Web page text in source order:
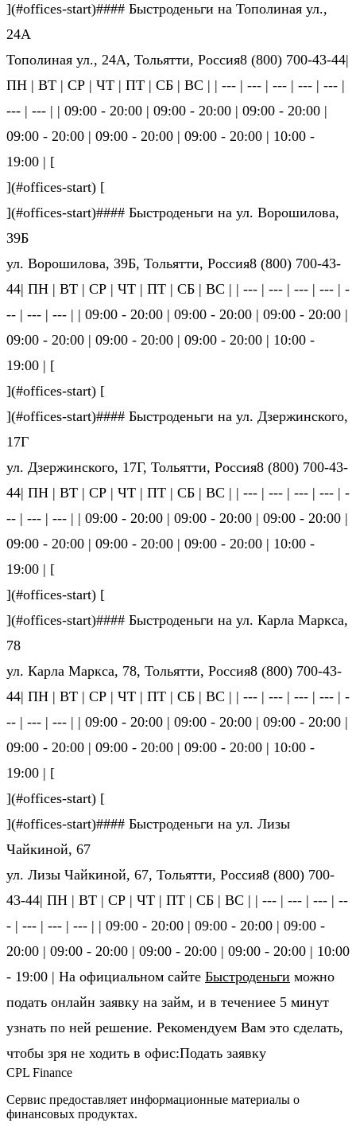
](#offices-start)#### Быстроденьги на Тополиная ул.,
24А
Тополиная ул., 24А, Тольятти, Россия8 (800) 700-43-44|
ПН | ВТ | СР | ЧТ | ПТ | СБ | ВС | | --- | --- | --- | --- | --- |
--- | --- | | 09:00 - 20:00 | 09:00 - 20:00 | 09:00 - 20:00 |
09:00 - 20:00 | 09:00 - 20:00 | 09:00 - 20:00 | 10:00 -
19:00 | [
](#offices-start) [
](#offices-start)#### Быстроденьги на ул. Ворошилова,
39Б
ул. Ворошилова, 39Б, Тольятти, Россия8 (800) 700-43-
44| ПН | ВТ | СР | ЧТ | ПТ | СБ | ВС | | --- | --- | --- | --- | -
-- | --- | --- | | 09:00 - 20:00 | 09:00 - 20:00 | 09:00 - 20:00 |
09:00 - 20:00 | 09:00 - 20:00 | 09:00 - 20:00 | 10:00 -
19:00 | [
](#offices-start) [
](#offices-start)#### Быстроденьги на ул. Дзержинского,
17Г
ул. Дзержинского, 17Г, Тольятти, Россия8 (800) 700-43-
44| ПН | ВТ | СР | ЧТ | ПТ | СБ | ВС | | --- | --- | --- | --- | -
-- | --- | --- | | 09:00 - 20:00 | 09:00 - 20:00 | 09:00 - 20:00 |
09:00 - 20:00 | 09:00 - 20:00 | 09:00 - 20:00 | 10:00 -
19:00 | [
](#offices-start) [
](#offices-start)#### Быстроденьги на ул. Карла Маркса,
78
ул. Карла Маркса, 78, Тольятти, Россия8 (800) 700-43-
44| ПН | ВТ | СР | ЧТ | ПТ | СБ | ВС | | --- | --- | --- | --- | -
-- | --- | --- | | 09:00 - 20:00 | 09:00 - 20:00 | 09:00 - 20:00 |
09:00 - 20:00 | 09:00 - 20:00 | 09:00 - 20:00 | 10:00 -
19:00 | [
](#offices-start) [
](#offices-start)#### Быстроденьги на ул. Лизы
Чайкиной, 67
ул. Лизы Чайкиной, 67, Тольятти, Россия8 (800) 700-
43-44| ПН | ВТ | СР | ЧТ | ПТ | СБ | ВС | | --- | --- | --- | --
- | --- | --- | --- | | 09:00 - 20:00 | 09:00 - 20:00 | 09:00 -
20:00 | 09:00 - 20:00 | 09:00 - 20:00 | 09:00 - 20:00 | 10:00
- 19:00 | На официальном сайте Быстроденьги можно
подать онлайн заявку на займ, и в течениее 5 минут
узнать по ней решение. Рекомендуем Вам это сделать,
чтобы зря не ходить в офис:Подать заявку
CPL Finance
Сервис предоставляет информационные материалы о
финансовых продуктах.